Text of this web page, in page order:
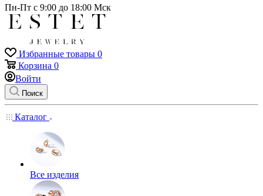
Пн-Пт с 9:00 до 18:00 Мск
Избранные товары 0
Корзина 0
Войти
Поиск
Каталог
Все изделия